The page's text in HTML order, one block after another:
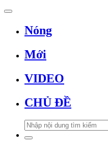
Nóng
Mới
VIDEO
CHỦ ĐỀ